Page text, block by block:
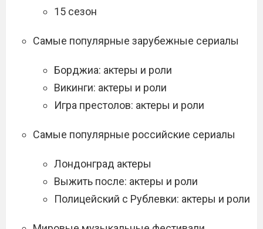
15 сезон
Самые популярные зарубежные сериалы
Борджиа: актеры и роли
Викинги: актеры и роли
Игра престолов: актеры и роли
Самые популярные российские сериалы
Лондонград актеры
Выжить после: актеры и роли
Полицейский с Рублевки: актеры и роли